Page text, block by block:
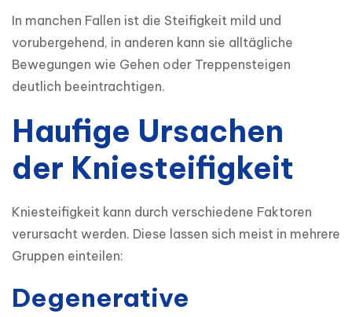
In manchen Fallen ist die Steifigkeit mild und
vorubergehend, in anderen kann sie alltägliche
Bewegungen wie Gehen oder Treppensteigen
deutlich beeintrachtigen.
Haufige Ursachen
der Kniesteifigkeit
Kniesteifigkeit kann durch verschiedene Faktoren
verursacht werden. Diese lassen sich meist in mehrere
Gruppen einteilen:
Degenerative